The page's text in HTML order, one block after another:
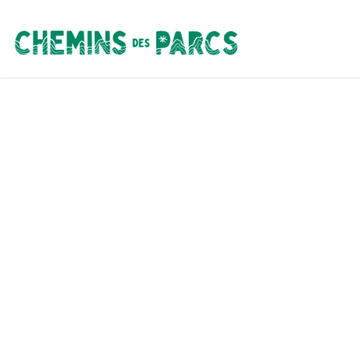
Chemins des Parcs